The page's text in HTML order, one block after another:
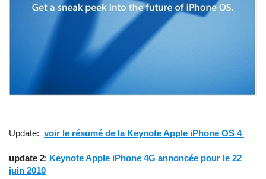
Update: voir le résumé de la Keynote Apple iPhone OS 4
update 2: Keynote Apple iPhone 4G annoncée pour le 22
juin 2010